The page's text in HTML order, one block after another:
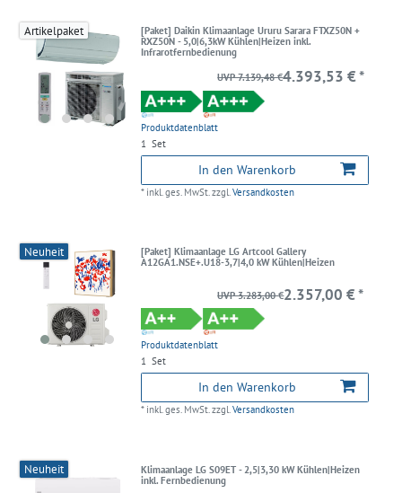
Artikelpaket
[Paket] Daikin Klimaanlage Ururu Sarara FTXZ50N +
RXZ50N - 5,0|6,3kW Kühlen|Heizen inkl.
Infrarotfernbedienung
Produktdatenblatt
UVP 7.139,48 €4.393,53 € *
1 Set
In den Warenkorb
* inkl. ges. MwSt.zzgl.Versandkosten
Neuheit
[Paket] Klimaanlage LG Artcool Gallery
A12GA1.NSE+.U18-3,7|4,0 kW Kühlen|Heizen
Produktdatenblatt
UVP 3.283,00 €2.357,00 € *
1 Set
In den Warenkorb
* inkl. ges. MwSt.zzgl.Versandkosten
Neuheit
Klimaanlage LG S09ET - 2,5|3,30 kW Kühlen|Heizen
inkl. Fernbedienung